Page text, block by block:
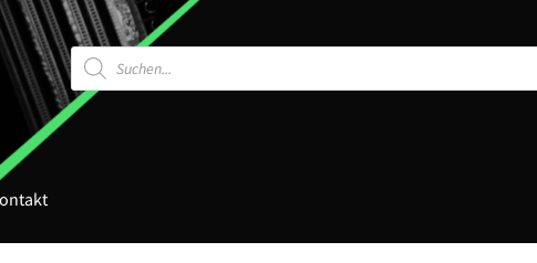
Products
search